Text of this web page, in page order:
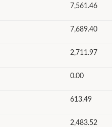
7,561.46
7,689.40
2,711.97
0.00
613.49
2,483.52